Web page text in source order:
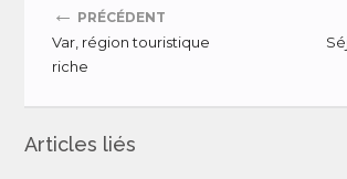
← PRÉCÉDENT
Var, région touristique
riche
Articles liés